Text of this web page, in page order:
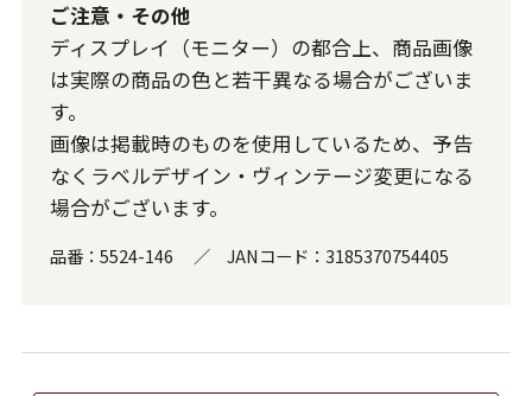
ご注意・その他
ディスプレイ（モニター）の都合上、商品画像
は実際の商品の色と若干異なる場合がございま
す。
画像は掲載時のものを使用しているため、予告
なくラベルデザイン・ヴィンテージ変更になる
場合がございます。
品番： 5524-146 ／ JANコード： 3185370754405